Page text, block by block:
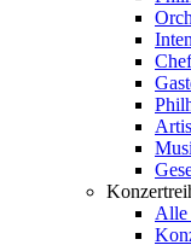
Alle